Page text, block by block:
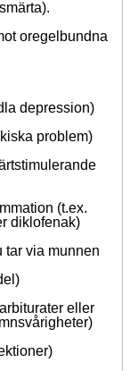
oregelbundna
depression)
problem)
(t.ex.
diklofenak)
tar via munnen
eller